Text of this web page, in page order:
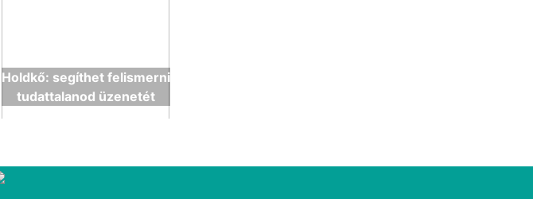
Holdkő: segíthet felismerni
tudattalanod üzenetét